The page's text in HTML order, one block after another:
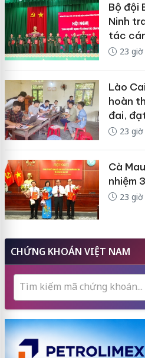
Bộ đội
Ninh
tác
23
Lào
hoàn
đai,
23
Cà
nhiệm
23
CHỨNG KHOÁN VIỆT NAM
Tìm kiếm mã chứng khoán...